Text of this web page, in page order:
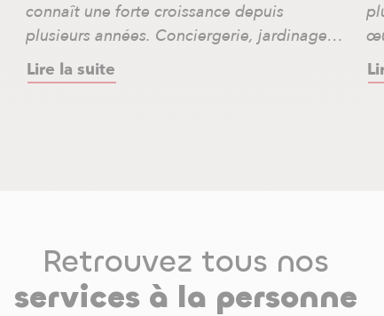
connaît une forte croissance depuis
plusieurs années. Conciergerie, jardinage,
entretien de jardin, coaching sportif ou
encore soutien scolaire, les besoins des
Lire la suite
Retrouvez tous nos
services à la personne